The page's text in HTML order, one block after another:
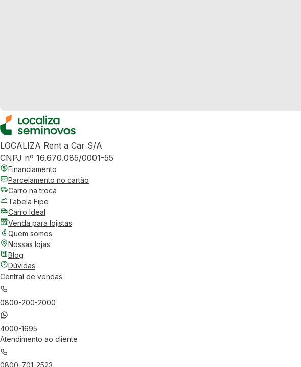
LOCALIZA Rent a Car S/A
CNPJ nº 16.670.085/0001-55
Financiamento
Parcelamento no cartão
Carro na troca
Tabela Fipe
Carro Ideal
Venda para lojistas
Quem somos
Nossas lojas
Blog
Dúvidas
Central de vendas
0800-200-2000
4000-1695
Atendimento ao cliente
0800-701-2523